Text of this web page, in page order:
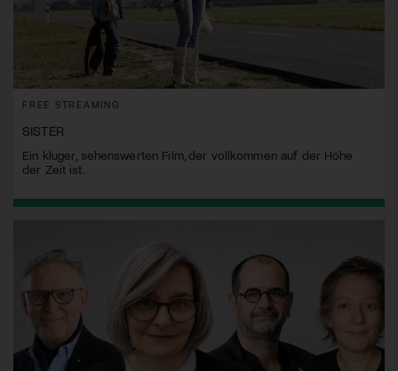
FREE STREAMING
SISTER
Ein kluger, sehenswerten Film, der vollkommen auf der Höhe
der Zeit ist.